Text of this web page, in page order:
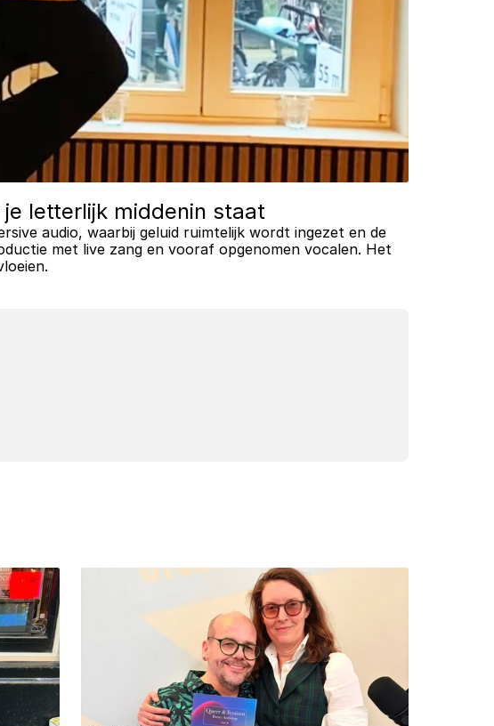
letterlijk middenin staat
audio, waarbij geluid ruimtelijk wordt ingezet en de
met live zang en vooraf opgenomen vocalen. Het